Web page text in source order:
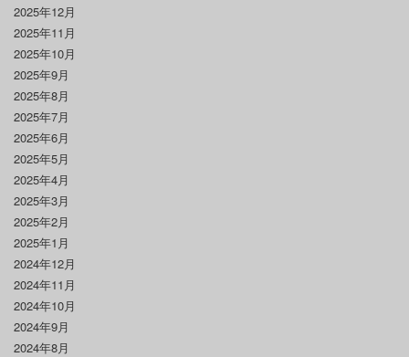
2025年12月
2025年11月
2025年10月
2025年9月
2025年8月
2025年7月
2025年6月
2025年5月
2025年4月
2025年3月
2025年2月
2025年1月
2024年12月
2024年11月
2024年10月
2024年9月
2024年8月